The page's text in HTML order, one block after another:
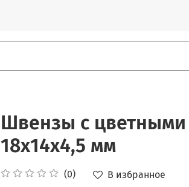
Швензы с
18х14x4,5 мм
(0) В избранное